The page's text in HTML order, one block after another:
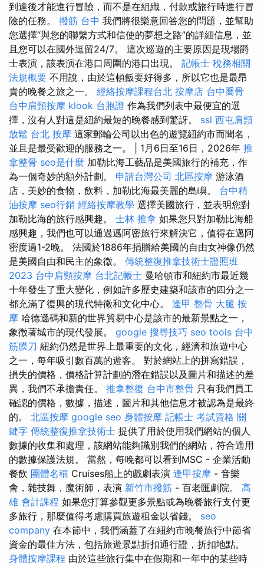
到達後才能進行冒險，而不是在組織，付款或旅行時進行冒
險的任務。 撥筋 台中 我們將很樂意回答您的問題，並幫助
您選擇“與您的聯繫方式和信使的夢想之路”的詳細信息，並
且您可以在國外逗留24/7。 這次巡遊的主要原因是現場爵
士表演，該表演在港口周圍的港口出現。 記帳士 稅務相關
法規概要 不用說，由於這頓飯要好得多，所以它也是最昂
貴的晚餐之旅之一。 經絡按摩課程台北 按摩店 台中喬骨
台中肩頸按摩 klook 台胞證 作為我們列表中最便宜的選
擇，沒有人對這是紐約最短的晚餐感到驚訝。 ssl 西屯肩頸
放鬆 台北 按摩 這家郵輪公司以出色的遊覽紐約市而聞名，
並且是最受歡迎的服務之一。 | 1月6日至16日，2026年 推
拿整骨 seo是什麼 加勒比海工藝品是美國旅行的補充，作
為一個奇妙的額外計劃。 申請台灣公司 北區按摩 游泳酒
店，美妙的食物，飲料，加勒比海最美麗的島嶼。 台中精
油按摩 seo行銷 經絡按摩教學 選擇美國旅行，並表明您對
加勒比海的旅行感興趣。 士林 推拿 如果您只對加勒比海船
感興趣，我們也可以通過邁阿密旅行來解決它，值得在邁阿
密度過1-2晚。 法國於1886年捐贈給美國的自由女神像仍然
是美國自由和民主的象徵。 傳統整復推拿技術士證照班
2023 台中肩頸按摩 台北記帳士 曼哈頓市和紐約市最近幾
十年發生了重大變化，例如許多歷史建築和該市的四分之一
都充滿了復興的現代特徵和文化中心。 逢甲 整骨 大腿 按
摩 哈德遜碼和新的世界貿易中心是該市的最新景點之一，
象徵著城市的現代發展。 google 搜尋技巧 seo tools 台中
筋膜刀 紐約仍然是世界上最重要的文化，經濟和旅遊中心
之一，每年吸引數百萬的遊客。 對於網站上的拼寫錯誤，
損失的價格，價格計算計劃的潛在錯誤以及圖片和描述的差
異，我們不承擔責任。 推拿整復 台中市整骨 只有我們員工
確認的價格，數據，描述，圖片和其他信息才被認為是最終
的。 北區按摩 google seo 身體按摩 記帳士 考試資格 關
鍵字 傳統整復推拿技術士 提供了用於使用我們網站的個人
數據的收集和處理，該網站能夠識別我們的網站，符合適用
的數據保護法規。 當然，每晚都可以看到MSC - 企業活動
餐飲 團體名稱 Cruises船上的戲劇表演 逢甲按摩 - 音樂
會，雜技舞，魔術師，表演 新竹市撥筋 - 百老匯劇院。 高
雄 會計課程 如果您打算參觀更多景點或為晚餐旅行支付更
多旅行，那麼值得考慮購買旅遊租金以省錢。 seo
company 在本節中，我們涵蓋了在紐約市晚餐旅行中節省
資金的最佳方法，包括旅遊景點折扣通行證，折扣地點。
身體按摩課程 由於這些旅行集中在假期和一年中的某些時